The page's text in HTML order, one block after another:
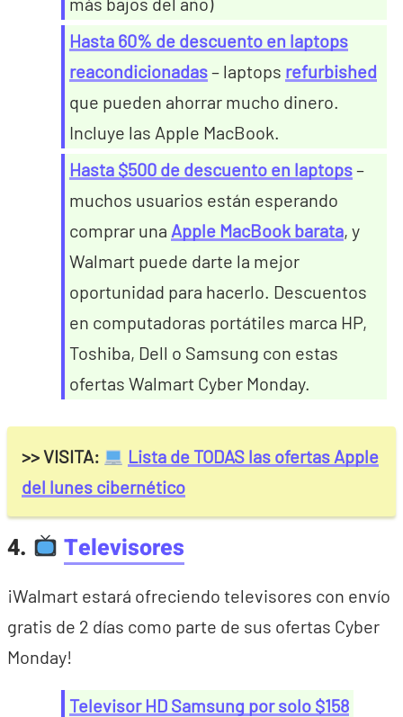
Hasta 60% de descuento en laptops
reacondicionadas– laptops refurbished
que pueden ahorrar mucho dinero.
Incluye las Apple MacBook.
Hasta $500 de descuento en laptops–
muchos usuarios están esperando
comprar una Apple MacBook barata, y
Walmart puede darte la mejor
oportunidad para hacerlo. Descuentos
en computadoras portátiles marca HP,
Toshiba, Dell o Samsung con estas
ofertas Walmart Cyber Monday.
>> VISITA:
Lista de TODAS las ofertas Apple
del lunes cibernético
4. Televisores
¡Walmart estará ofreciendo televisores con envío
gratis de 2 días como parte de sus ofertas Cyber
Monday!
Televisor HD Samsung por solo $158